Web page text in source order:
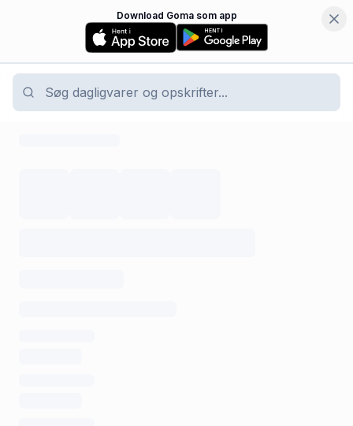
Download Goma som app